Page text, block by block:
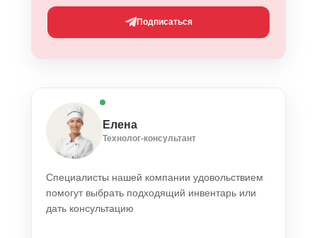
Подписаться
Елена
Технолог-консультант
Специалисты нашей компании удовольствием
помогут выбрать подходящий инвентарь или
дать консультацию